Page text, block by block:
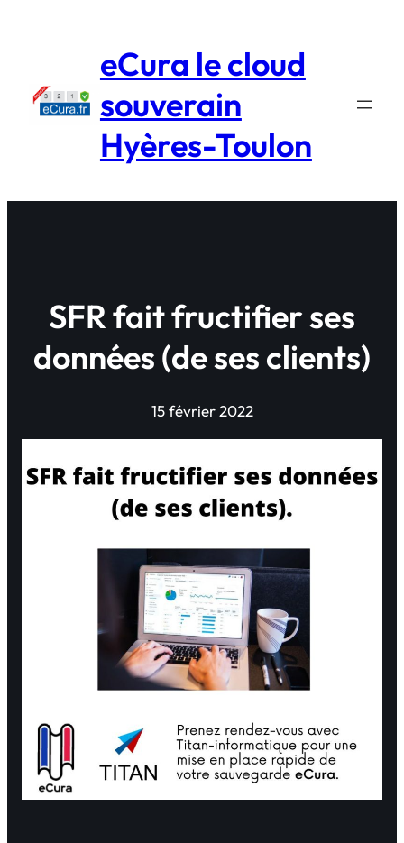
eCura le cloud
souverain
Hyères-Toulon
SFR fait fructifier ses
données (de ses clients)
15 février 2022